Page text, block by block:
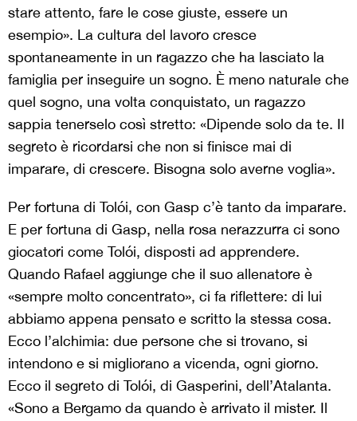
stare attento, fare le cose giuste, essere un
esempio». La cultura del lavoro cresce
spontaneamente in un ragazzo che ha lasciato la
famiglia per inseguire un sogno. È meno naturale che
quel sogno, una volta conquistato, un ragazzo
sappia tenerselo così stretto: «Dipende solo da te. Il
segreto è ricordarsi che non si finisce mai di
imparare, di crescere. Bisogna solo averne voglia».
Per fortuna di Tolói, con Gasp c’è tanto da imparare.
E per fortuna di Gasp, nella rosa nerazzurra ci sono
giocatori come Tolói, disposti ad apprendere.
Quando Rafael aggiunge che il suo allenatore è
«sempre molto concentrato», ci fa riflettere: di lui
abbiamo appena pensato e scritto la stessa cosa.
Ecco l’alchimia: due persone che si trovano, si
intendono e si migliorano a vicenda, ogni giorno.
Ecco il segreto di Tolói, di Gasperini, dell’Atalanta.
«Sono a Bergamo da quando è arrivato il mister. Il